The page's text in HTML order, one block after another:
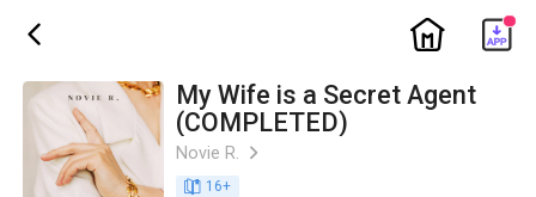
ic_back ic_home
My Wife is a Secret Agent
(COMPLETED)
Novie R. ic_arrow_right
book_age 16+